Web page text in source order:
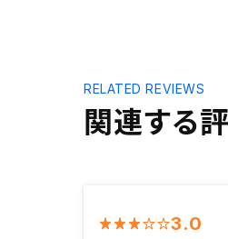
関連する
RELATED REVIEWS
3.0